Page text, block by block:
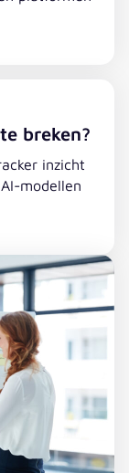
breken?
inzicht
modellen